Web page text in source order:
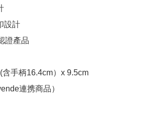
設計
證產品
含手柄16.4cm）x 9.5cm
連携商品）